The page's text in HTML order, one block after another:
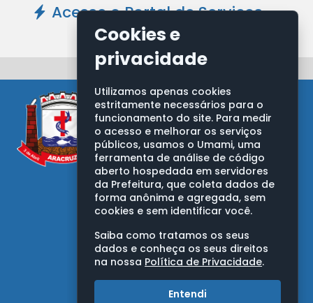
Acesse o Portal de Serviços -
Clique Aqui
PREFEITURA MUNICIPAL DE ARACRUZ
Av. Morobá, nº 20, Bairro Morobá
Aracruz/ES - CEP: 29192-733
OUVIDORIA GERAL DO MUNICÍPIO
Telefones:
0800 283 9263
Cookies e
privacidade
Utilizamos apenas cookies
estritamente necessários para o
funcionamento do site. Para medir
o acesso e melhorar os serviços
públicos, usamos o Umami, uma
ferramenta de análise de código
aberto hospedada em servidores
da Prefeitura, que coleta dados de
forma anônima e agregada, sem
cookies e sem identificar você.
Saiba como tratamos os seus
dados e conheça os seus direitos
na nossa Política de Privacidade.
Entendi